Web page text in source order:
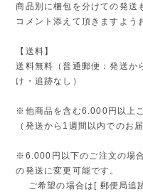
商品別に梱包を分けての発送
コメント添えて頂きますよう
【送料】
送料無料（普通郵便：発送か
け・追跡なし）
※他商品を含む6.000円以上
（発送から1週間以内でのお
※6.000円以下のご注文の場
の発送に変更可能です。
ご希望の場合は[ 郵便局追